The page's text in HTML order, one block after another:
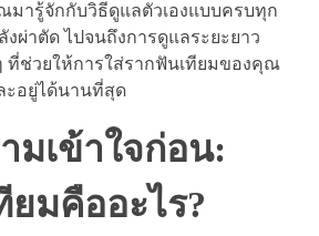
ารู้จักกับวิธีดูแลตัวเองแบบครบทุก
ผ่าตัด ไปจนถึงการดูแลระยะยาว
ที่ช่วยให้การใส่รากฟันเทียมของคุณ
ะอยู่ได้นานที่สุด
มเข้าใจก่อน:
ยมคืออะไร?